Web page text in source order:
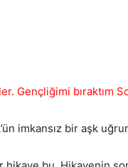
Gençliğimi bıraktım
imkansız bir aşk